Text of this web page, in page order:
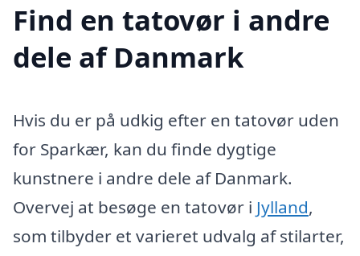
Find en tatovør i andre
dele af Danmark
Hvis du er på udkig efter en tatovør uden
for Sparkær, kan du finde dygtige
kunstnere i andre dele af Danmark.
Overvej at besøge en tatovør i Jylland,
som tilbyder et varieret udvalg af stilarter,